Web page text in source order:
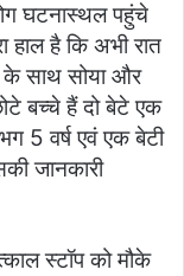
घटनास्थल पहुंचे
हाल है कि अभी रात
के साथ सोया और
बच्चे हैं दो बेटे एक
5 वर्ष एवं एक बेटी
जानकारी
स्टॉप को मौके